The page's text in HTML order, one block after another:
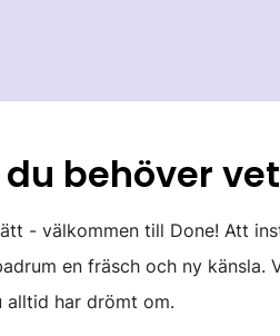
behöver
- välkommen till Done! Att
en fräsch och ny känsla.
har drömt om.